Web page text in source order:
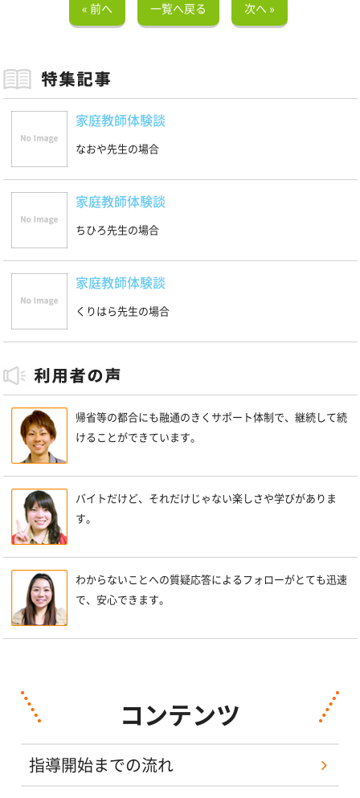
« 前へ 一覧へ戻る 次へ »
家庭教師体験談
なおや先生の場合
家庭教師体験談
ちひろ先生の場合
家庭教師体験談
くりはら先生の場合
帰省等の都合にも融通のきくサポート体制で、継続して続
けることができています。
バイトだけど、それだけじゃない楽しさや学びがありま
す。
わからないことへの質疑応答によるフォローがとても迅速
で、安心できます。
コンテンツ
指導開始までの流れ